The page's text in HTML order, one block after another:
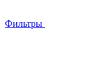
Фильтры